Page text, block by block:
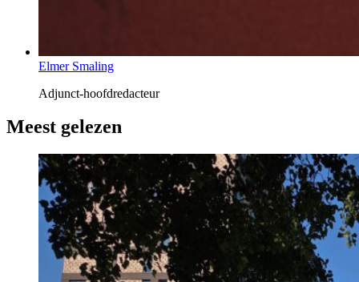
Elmer Smaling
Adjunct-hoofdredacteur
Meest gelezen